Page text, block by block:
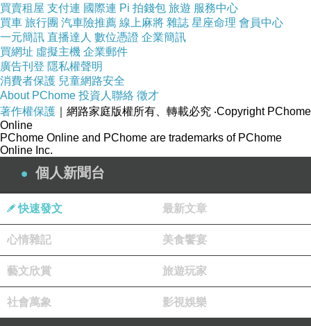
買賣租屋 支付連 國際連 Pi 拍錢包 旅遊 服務中心
買車 旅行團 汽車險推薦 線上麻將 雜誌 星座命理 會員中心
一元簡訊 直播達人 數位憑證 企業簡訊
買網址 虛擬主機 企業郵件
廣告刊登 隱私權聲明
消費者保護 兒童網路安全
About PChome 投資人聯絡 徵才
著作權保護 ｜網路家庭版權所有、轉載必究 ‧Copyright PChome
Online
PChome Online and PChome are trademarks of PChome
Online Inc.
個人新聞台
快速發文 最新文章
心情雜記 美食饗宴
藝文欣賞 旅遊玩家
社會萬象 影視娛樂